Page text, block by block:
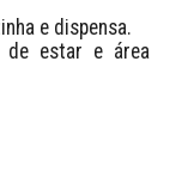
e dispensa.
de estar e área